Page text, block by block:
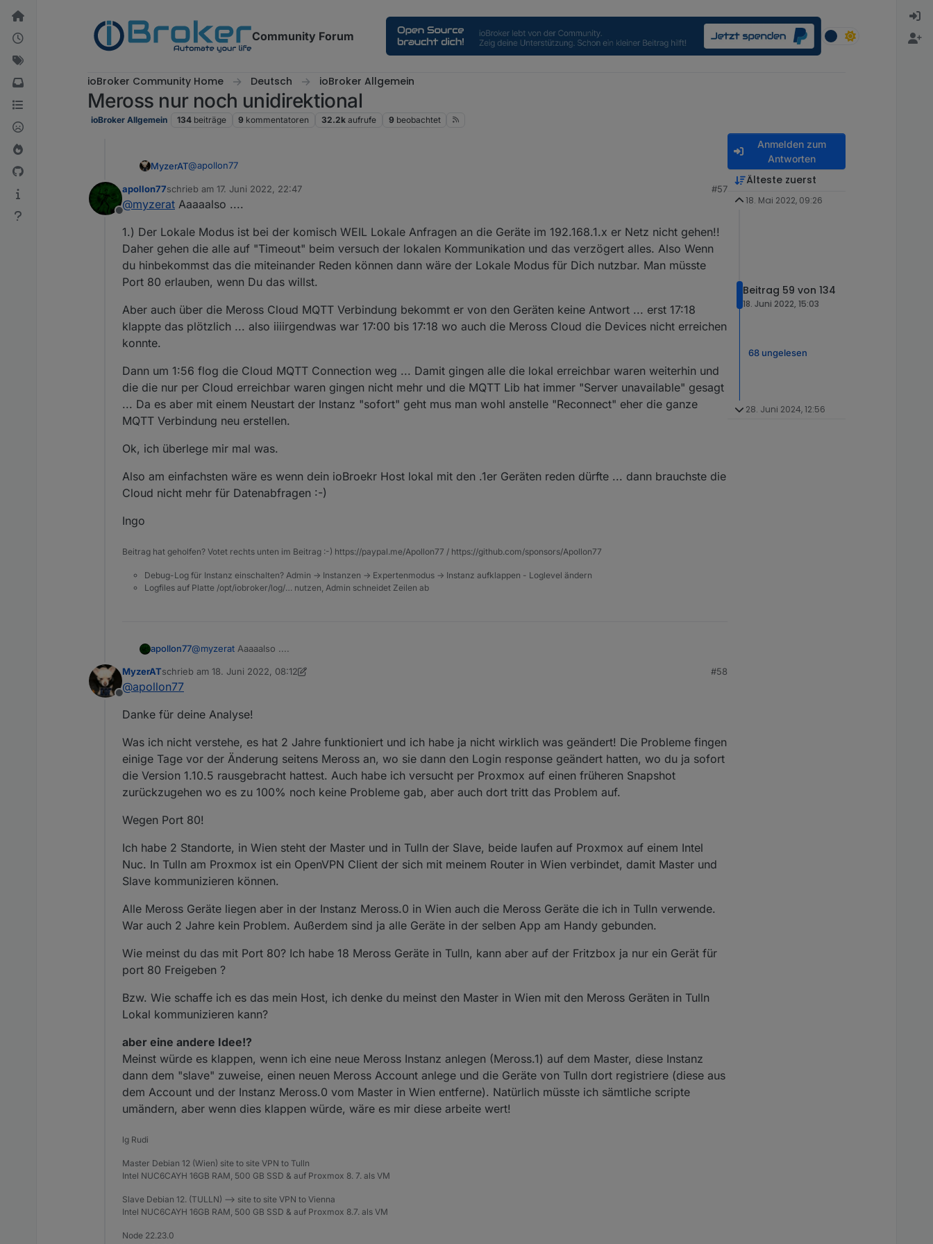
Weiter zum Inhalt
Community Forum
ioBroker Community Home Deutsch ioBroker Allgemein
Meross nur noch unidirektional
ioBroker Allgemein 134 beiträge 9 kommentatoren 32.2k aufrufe 9 beobachtet
MyzerAT@apollon77
sorry hat etwas länger gedauert!
Verbindung zuerst" gestartet. Es dauert dann immer etwas bis alle Geräte erkannt werden.
laut logiobroker.2022-06-13.rarhat die Instanz dann um 1:56 früh einen absturz und erst als ich munter wurde und um ca.
"2022-06-13 05:03:37.702" die instanz mehrmals neu startete funktionierte sie wieder!
hoffe das diese logs weiter helfen! DANKE
Offline
apollon77schrieb am 17. Juni 2022, 22:47
zuletzt editiert von
#57
@myzerat Aaaaalso ....
1.) Der Lokale Modus ist bei der komisch WEIL Lokale Anfragen an die Geräte im 192.168.1.x er Netz nicht gehen!!
Daher gehen die alle auf "Timeout" beim versuch der lokalen Kommunikation und das verzögert alles. Also Wenn
du hinbekommst das die miteinander Reden können dann wäre der Lokale Modus für Dich nutzbar. Man müsste
Port 80 erlauben, wenn Du das willst.
Aber auch über die Meross Cloud MQTT Verbindung bekommt er von den Geräten keine Antwort ... erst 17:18
klappte das plötzlich ... also iiiirgendwas war 17:00 bis 17:18 wo auch die Meross Cloud die Devices nicht erreichen
konnte.
Dann um 1:56 flog die Cloud MQTT Connection weg ... Damit gingen alle die lokal erreichbar waren weiterhin und
die die nur per Cloud erreichbar waren gingen nicht mehr und die MQTT Lib hat immer "Server unavailable" gesagt
... Da es aber mit einem Neustart der Instanz "sofort" geht mus man wohl anstelle "Reconnect" eher die ganze
MQTT Verbindung neu erstellen.
Ok, ich überlege mir mal was.
Also am einfachsten wäre es wenn dein ioBroekr Host lokal mit den .1er Geräten reden dürfte ... dann brauchste die
Cloud nicht mehr für Datenabfragen :-)
Ingo
Beitrag hat geholfen? Votet rechts unten im Beitrag :-) https://paypal.me/Apollon77 / https://github.com/sponsors/Apollon77
Debug-Log für Instanz einschalten? Admin -> Instanzen -> Expertenmodus -> Instanz aufklappen - Loglevel ändern
Logfiles auf Platte /opt/iobroker/log/… nutzen, Admin schneidet Zeilen ab
apollon77@myzerat Aaaaalso ....
1.) Der Lokale Modus ist bei der komisch WEIL Lokale Anfragen an die Geräte im 192.168.1.x er Netz nicht gehen!! Daher
erlauben, wenn Du das willst.
plötzlich ... also iiiirgendwas war 17:00 bis 17:18 wo auch die Meross Cloud die Devices nicht erreichen konnte.
nur per Cloud erreichbar waren gingen nicht mehr und die MQTT Lib hat immer "Server unavailable" gesagt ... Da es aber
mit einem Neustart der Instanz "sofort" geht mus man wohl anstelle "Reconnect" eher die ganze MQTT Verbindung neu
Ok, ich überlege mir mal was.
Also am einfachsten wäre es wenn dein ioBroekr Host lokal mit den .1er Geräten reden dürfte ... dann brauchste die
Cloud nicht mehr für Datenabfragen :-)
Offline
MyzerATschrieb am 18. Juni 2022, 08:12
zuletzt editiert von MyzerAT
#58
@apollon77
Danke für deine Analyse!
Was ich nicht verstehe, es hat 2 Jahre funktioniert und ich habe ja nicht wirklich was geändert! Die Probleme fingen
einige Tage vor der Änderung seitens Meross an, wo sie dann den Login response geändert hatten, wo du ja sofort
die Version 1.10.5 rausgebracht hattest. Auch habe ich versucht per Proxmox auf einen früheren Snapshot
zurückzugehen wo es zu 100% noch keine Probleme gab, aber auch dort tritt das Problem auf.
Wegen Port 80!
Ich habe 2 Standorte, in Wien steht der Master und in Tulln der Slave, beide laufen auf Proxmox auf einem Intel
Nuc. In Tulln am Proxmox ist ein OpenVPN Client der sich mit meinem Router in Wien verbindet, damit Master und
Slave kommunizieren können.
Alle Meross Geräte liegen aber in der Instanz Meross.0 in Wien auch die Meross Geräte die ich in Tulln verwende.
War auch 2 Jahre kein Problem. Außerdem sind ja alle Geräte in der selben App am Handy gebunden.
Wie meinst du das mit Port 80? Ich habe 18 Meross Geräte in Tulln, kann aber auf der Fritzbox ja nur ein Gerät für
port 80 Freigeben ?
Bzw. Wie schaffe ich es das mein Host, ich denke du meinst den Master in Wien mit den Meross Geräten in Tulln
Lokal kommunizieren kann?
aber eine andere Idee!?
Meinst würde es klappen, wenn ich eine neue Meross Instanz anlegen (Meross.1) auf dem Master, diese Instanz
dann dem "slave" zuweise, einen neuen Meross Account anlege und die Geräte von Tulln dort registriere (diese aus
dem Account und der Instanz Meross.0 vom Master in Wien entferne). Natürlich müsste ich sämtliche scripte
umändern, aber wenn dies klappen würde, wäre es mir diese arbeite wert!
lg Rudi
Master Debian 12 (Wien) site to site VPN to Tulln
Intel NUC6CAYH 16GB RAM, 500 GB SSD & auf Proxmox 8. 7. als VM
Slave Debian 12. (TULLN) --> site to site VPN to Vienna
Intel NUC6CAYH 16GB RAM, 500 GB SSD & auf Proxmox 8.7. als VM
Node 22.23.0
Anmelden zum
Antworten
Älteste zuerst
18. Mai 2022, 09:26
Beitrag 59 von 134
18. Juni 2022, 15:03
68 ungelesen
28. Juni 2024, 12:56